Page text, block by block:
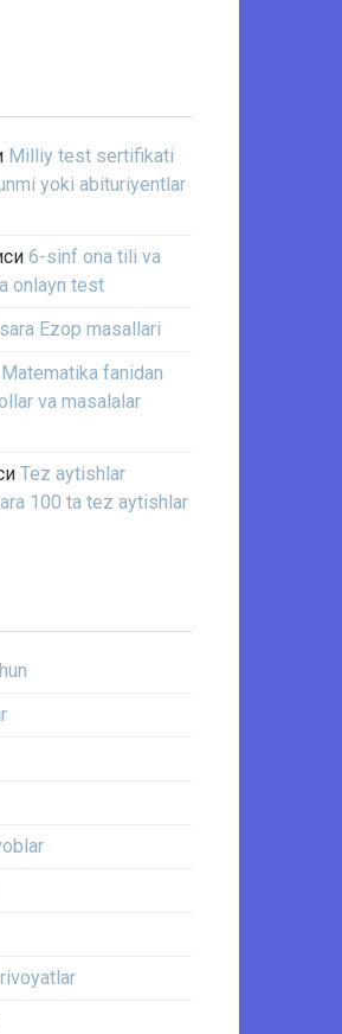
Milliy test sertifikati
yoki abituriyentlar
6-sinf ona tili va
onlayn test
Ezop masallari
Matematika fanidan
va masalalar
Tez aytishlar
100 ta tez aytishlar